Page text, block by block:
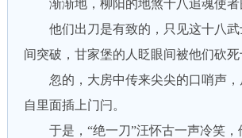
渐渐地，柳阳的地煞十八追魂使者
他们出刀是有致的，只见这十八武
间突破，甘家堡的人眨眼间被他们砍死
忽的，大房中传来尖尖的口哨声，
自里面插上门闩。
于是，“绝一刀”汪怀古一声冷笑，